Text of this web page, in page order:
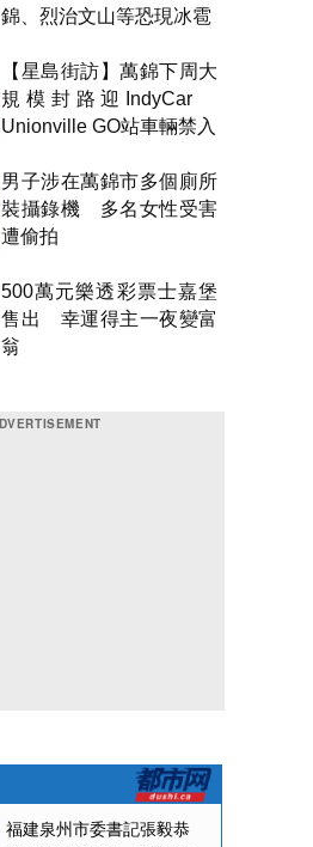
錦、烈治文山等恐現冰雹
【星島街訪】萬錦下周大
規模封路迎IndyCar
Unionville GO站車輛禁入
男子涉在萬錦市多個廁所
裝攝錄機 多名女性受害
遭偷拍
500萬元樂透彩票士嘉堡
售出 幸運得主一夜變富
翁